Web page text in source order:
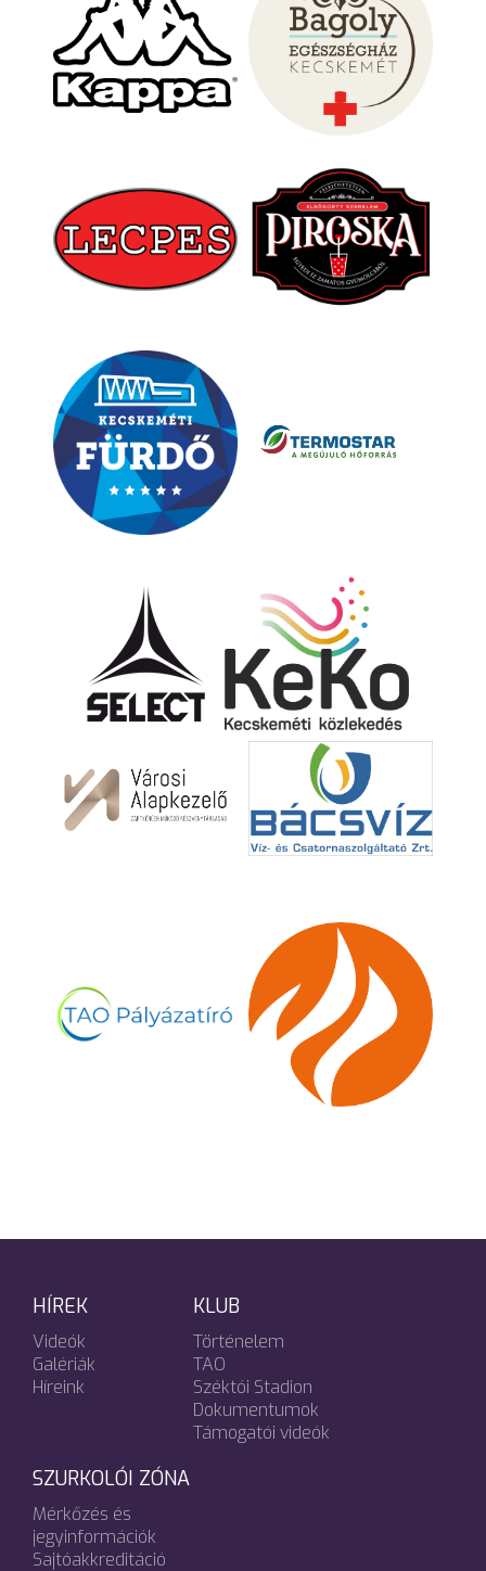
HÍREK
Videók
Galériák
Híreink
KLUB
Történelem
TAO
Széktói Stadion
Dokumentumok
Támogatói videók
SZURKOLÓI ZÓNA
Mérkőzés és
jegyinformációk
Sajtóakkreditáció